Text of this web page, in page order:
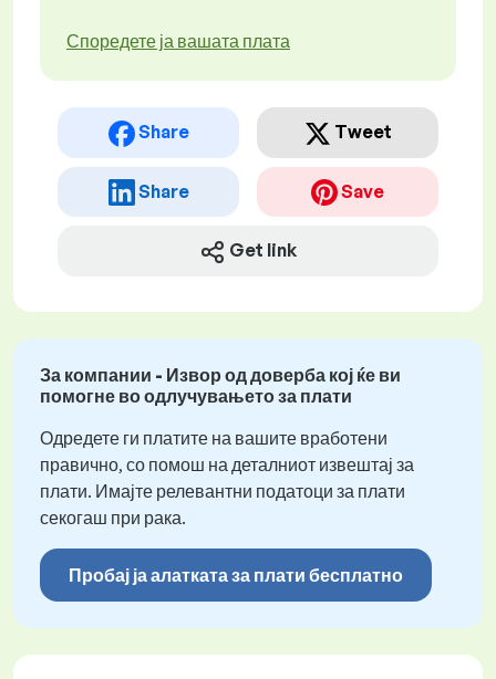
Споредете ја вашата плата
Share Tweet
Share Save
Get link
За компании - Извор од доверба кој ќе ви
помогне во одлучувањето за плати
Одредете ги платите на вашите вработени
правично, со помош на деталниот извештај за
плати. Имајте релевантни податоци за плати
секогаш при рака.
Пробај ја алатката за плати бесплатно